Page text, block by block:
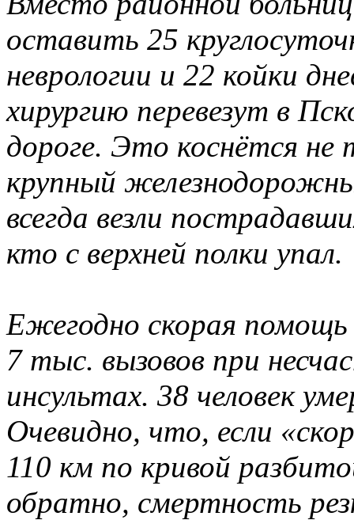
оставить 25
неврологии и 22 койки
хирургию перевезут в
дороге. Это коснётся
крупный
всегда везли
кто с верхней полки упал.
Ежегодно скорая
7 тыс. вызовов при
инсультах. 38 человек
Очевидно, что, если
110 км по кривой
обратно, смертность